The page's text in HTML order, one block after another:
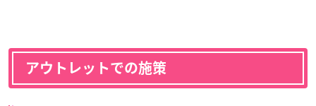
アウトレットでの施策